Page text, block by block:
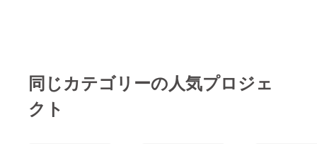
同じカテゴリーの人気プロジェ
クト